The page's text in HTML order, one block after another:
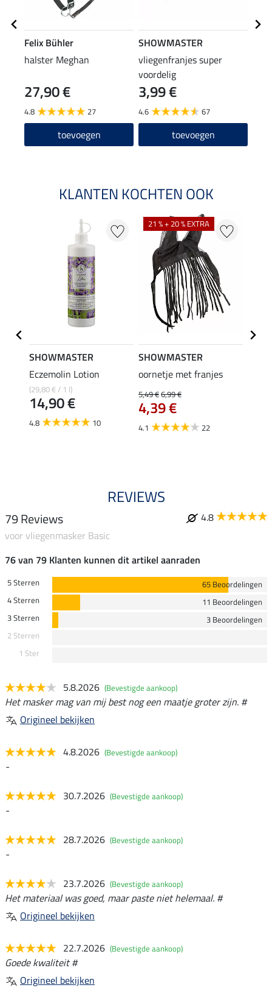
Felix Bühler
halster Meghan
27,90 €
4.8 27
toevoegen
SHOWMASTER
vliegenfranjes super
voordelig
3,99 €
4.6 67
toevoegen
KLANTEN KOCHTEN OOK
SHOWMASTER
Eczemolin Lotion
(29,80 € / 1 l)
14,90 €
4.8 10
21 % + 20 % EXTRA
SHOWMASTER
oornetje met franjes
5,49 €6,99 €
4,39 €
4.1 22
REVIEWS
79 Reviews
4.8
voor vliegenmasker Basic
76 van 79 Klanten kunnen dit artikel aanraden
5 Sterren
65 Beoordelingen
4 Sterren
11 Beoordelingen
3 Sterren
3 Beoordelingen
2 Sterren
1 Ster
5.8.2026 (Bevestigde aankoop)
Het masker mag van mij best nog een maatje groter zijn. #
Origineel bekijken
4.8.2026 (Bevestigde aankoop)
-
30.7.2026 (Bevestigde aankoop)
-
28.7.2026 (Bevestigde aankoop)
-
23.7.2026 (Bevestigde aankoop)
Het materiaal was goed, maar paste niet helemaal. #
Origineel bekijken
22.7.2026 (Bevestigde aankoop)
Goede kwaliteit #
Origineel bekijken